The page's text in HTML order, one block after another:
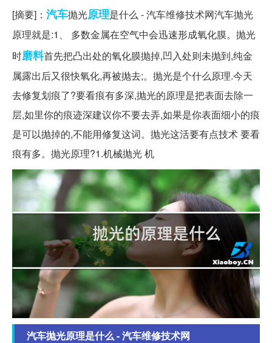
[摘要]： 汽车抛光原理是什么 - 汽车维修技术网汽车抛光
原理就是:1、 多数金属在空气中会迅速形成氧化膜。抛光
时磨料首先把凸出处的氧化膜抛掉,凹入处则未抛到,纯金
属露出后又很快氧化,再被抛去;。抛光是个什么原理.今天
去修复划痕了?要看痕有多深,抛光的原理是把表面去除一
层,如里你的痕迹深建议你不要去弄,如果是你表面细小的痕
是可以抛掉的,不能用修复这词。抛光这活要有点技术 要看
痕有多。抛光原理?1.机械抛光 机
汽车抛光原理是什么 - 汽车维修技术网